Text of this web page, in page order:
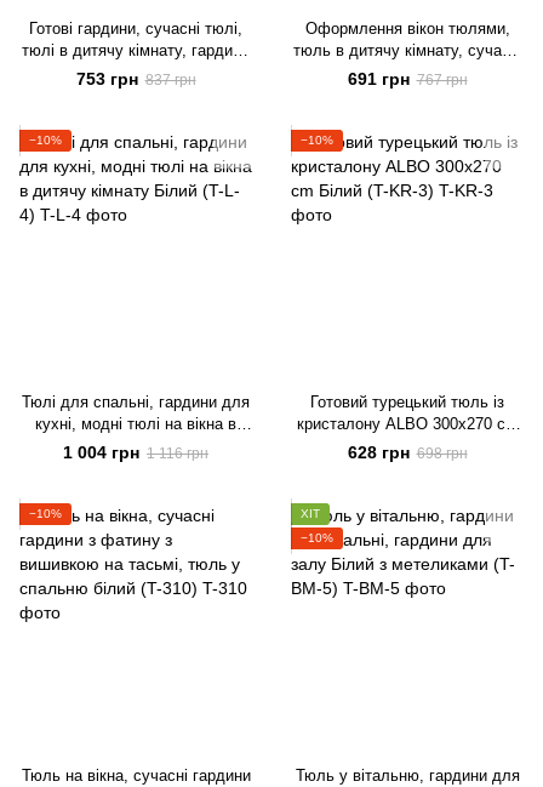
Готові гардини, сучасні тюлі,
тюлі в дитячу кімнату, гардини
для залу Білий з срібною
ниткою (T-L-S-3)
753 грн 837 грн
Оформлення вікон тюлями,
тюль в дитячу кімнату, сучасні
гардини, гардини для залу
Білий (T-F-3)
691 грн 767 грн
−10%
Тюлі для спальні, гардини для
кухні, модні тюлі на вікна в
дитячу кімнату Білий (T-L-4)
1 004 грн 1 116 грн
−10%
Готовий турецький тюль із
кристалону ALBO 300x270 cm
Білий (T-KR-3)
628 грн 698 грн
−10%
Тюль на вікна, сучасні гардини
ХІТ
−10%
Тюль у вітальню, гардини для